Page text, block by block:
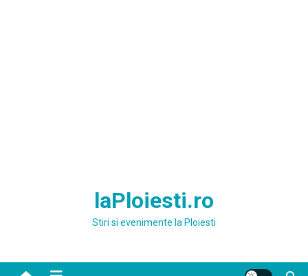
laPloiesti.ro
Stiri si evenimente la Ploiesti